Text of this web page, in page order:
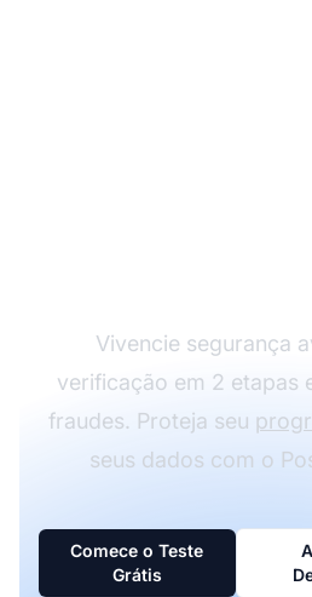
Vivencie segurança
verificação em 2 etapas
fraudes. Proteja seu
seus dados com o
Comece o Teste
Grátis